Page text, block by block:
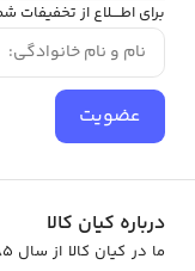
برای اطــــلاع از تخفیفات
عضویت
درباره کیان کالا